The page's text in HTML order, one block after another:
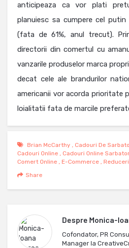
anticipeaza ca vor plati
planuiesc sa cumpere cel
(fata de 61%, anul trecut).
directorii din comertul cu
vanzarile produselor marca
decat cele ale brandurilor
americanii vor acorda prioritate
loialitatii fata de marcile
Brian McCarthy , Cadouri De
Cadouri Online , Cadouri Online
Comert Online , E-Commerce , Reduceri
Share
Despre Monica-
Cofondator, PR
Manager la